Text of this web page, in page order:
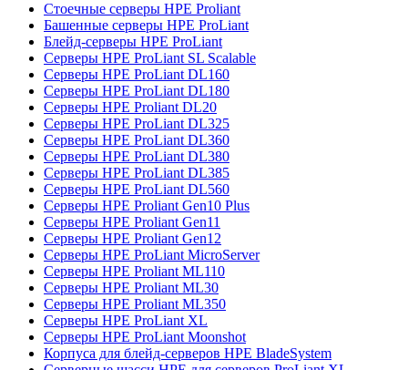
Стоечные серверы HPE Proliant
Башенные серверы HPE ProLiant
Блейд-серверы HPE ProLiant
Серверы HPE ProLiant SL Scalable
Серверы HPE ProLiant DL160
Серверы HPE ProLiant DL180
Серверы HPE Proliant DL20
Серверы HPE ProLiant DL325
Серверы HPE ProLiant DL360
Серверы HPE ProLiant DL380
Серверы HPE ProLiant DL385
Серверы HPE ProLiant DL560
Серверы HPE Proliant Gen10 Plus
Серверы HPE Proliant Gen11
Серверы HPE Proliant Gen12
Серверы HPE ProLiant MicroServer
Серверы HPE Proliant ML110
Серверы HPE Proliant ML30
Серверы HPE Proliant ML350
Серверы HPE ProLiant XL
Серверы HPE ProLiant Moonshot
Корпуса для блейд-серверов HPE BladeSystem